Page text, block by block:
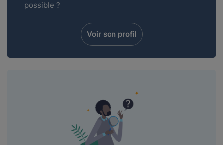
possible ?
Voir son profil